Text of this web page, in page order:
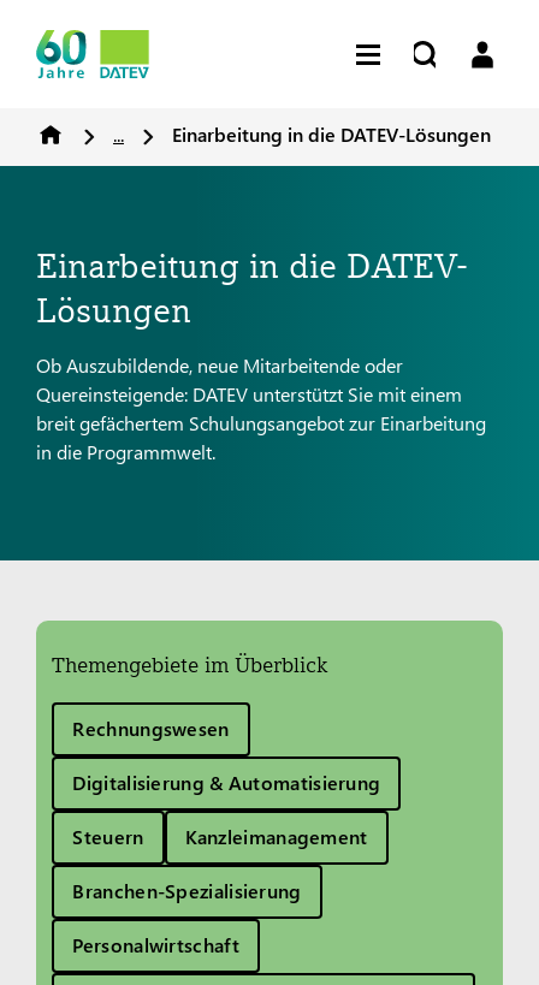
... Einarbeitung in die DATEV-Lösungen
Einarbeitung in die DATEV-
Lösungen
Ob Auszubildende, neue Mitarbeitende oder
Quereinsteigende: DATEV unterstützt Sie mit einem
breit gefächertem Schulungsangebot zur Einarbeitung
in die Programmwelt.
Themengebiete im Überblick
Rechnungswesen
Digitalisierung & Automatisierung
Steuern Kanzleimanagement
Branchen-Spezialisierung
Personalwirtschaft